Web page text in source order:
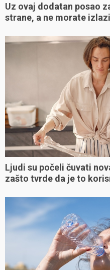
Uz ovaj dodatan posao
strane, a ne morate
Ljudi su počeli čuvati
zašto tvrde da je to